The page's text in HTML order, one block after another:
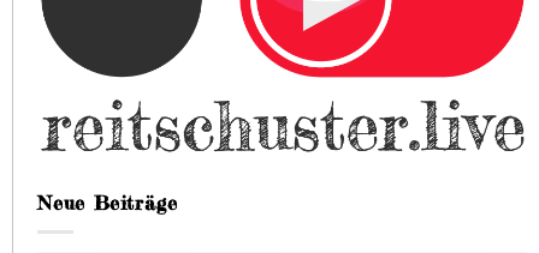
Neue Beiträge